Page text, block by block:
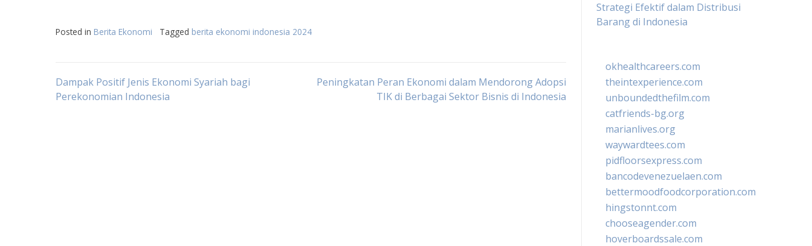
Posted in Berita Ekonomi Tagged berita ekonomi indonesia 2024
Post
Dampak Positif Jenis Ekonomi Syariah bagi
Perekonomian Indonesia
Peningkatan Peran Ekonomi dalam Mendorong Adopsi
TIK di Berbagai Sektor Bisnis di Indonesia
Strategi Efektif dalam Distribusi
Barang di Indonesia
okhealthcareers.com
theintexperience.com
unboundedthefilm.com
catfriends-bg.org
marianlives.org
waywardtees.com
pidfloorsexpress.com
bancodevenezuelaen.com
bettermoodfoodcorporation.com
hingstonnt.com
chooseagender.com
hoverboardssale.com